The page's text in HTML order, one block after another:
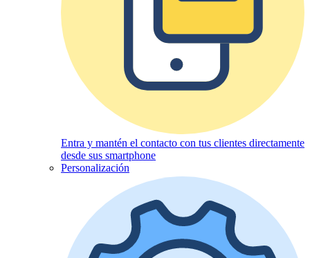
Entra y mantén el contacto con tus clientes directamente
desde sus smartphone
Personalización